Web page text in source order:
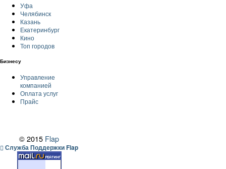
Уфа
Челябинск
Казань
Екатеринбург
Кино
Топ городов
Бизнесу
Управление
компанией
Оплата услуг
Прайс
© 2015 Flap
Служба Поддержки Flap